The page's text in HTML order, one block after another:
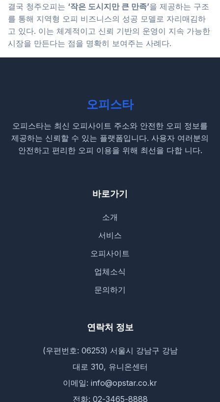
결국 청주오피는 ‘작은 도시지만 큰 만족’을 제공하는 구조
를 통해 지역형 오피 비즈니스의 성공 모델로 자리매김하
고 있다. 이는 체계적이고 신뢰 기반의 운영이 지속 가능한
시장을 만든다는 점을 명확히 보여주는 사례다.
오피스타
오피스타는 최신 오피사이트 주소와 안전한 오피 정보를
제공하는 신뢰할 수 있는 플랫폼입니다. 사용자 여러분의
안전하고 편리한 오피 이용을 위해 최선을 다합 니다.
바로가기
소개
서비스
오피사이트
업체소식
문의하기
연락처 정보
(우편번호: 06253) 서울시 강남구 강남
대로 310, 유니온센터
이메일: info@opstar.co.kr
전화: 02-3465-8888